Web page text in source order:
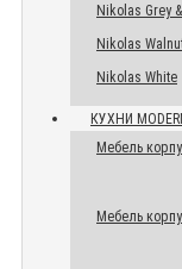
Nikolas Grey
Nikolas
Nikolas White
КУХНИ
Мебель
Мебель